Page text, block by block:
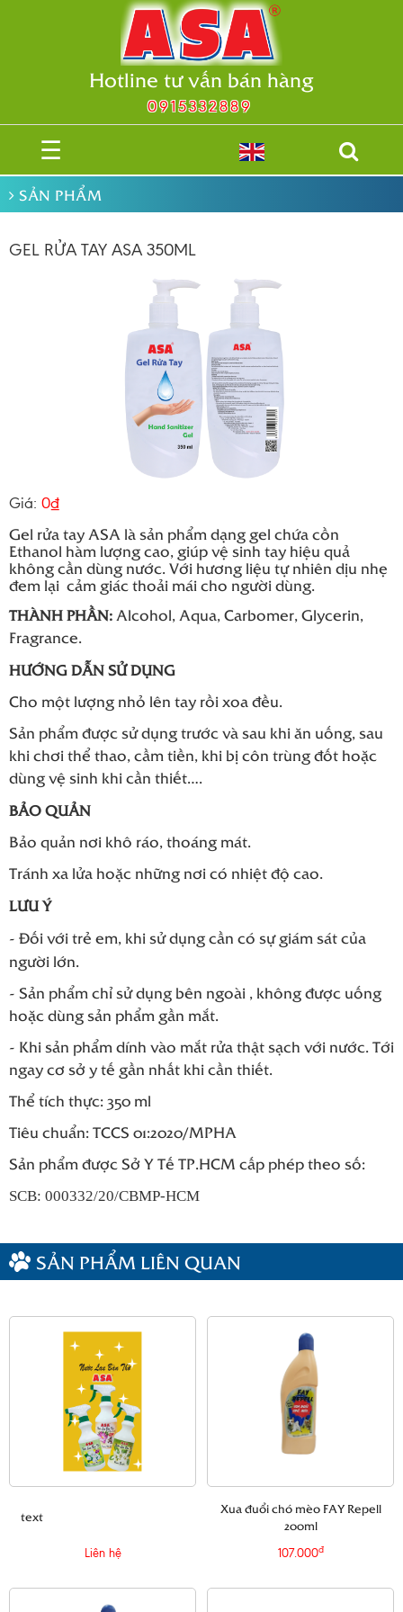
Hotline tư vấn bán hàng
0915332889
☰
SẢN PHẨM
GEL RỬA TAY ASA 350ML
Giá: 0₫
Gel rửa tay ASA là sản phẩm dạng gel chứa cồn
Ethanol hàm lượng cao, giúp vệ sinh tay hiệu quả
không cần dùng nước. Với hương liệu tự nhiên dịu nhẹ
đem lại cảm giác thoải mái cho người dùng.
THÀNH PHẦN: Alcohol, Aqua, Carbomer, Glycerin,
Fragrance.
HƯỚNG DẪN SỬ DỤNG
Cho một lượng nhỏ lên tay rồi xoa đều.
Sản phẩm được sử dụng trước và sau khi ăn uống, sau
khi chơi thể thao, cầm tiền, khi bị côn trùng đốt hoặc
dùng vệ sinh khi cần thiết….
BẢO QUẢN
Bảo quản nơi khô ráo, thoáng mát.
Tránh xa lửa hoặc những nơi có nhiệt độ cao.
LƯU Ý
- Đối với trẻ em, khi sử dụng cần có sự giám sát của
người lớn.
- Sản phẩm chỉ sử dụng bên ngoài , không được uống
hoặc dùng sản phẩm gần mắt.
- Khi sản phẩm dính vào mắt rửa thật sạch với nước. Tới
ngay cơ sở y tế gần nhất khi cần thiết.
Thể tích thực: 350 ml
Tiêu chuẩn: TCCS 01:2020/MPHA
Sản phẩm được Sở Y Tế TP.HCM cấp phép theo số:
SCB: 000332/20/CBMP-HCM
SẢN PHẨM LIÊN QUAN
text
Liên hệ
Xua đuổi chó mèo FAY Repell
200ml
107.000đ